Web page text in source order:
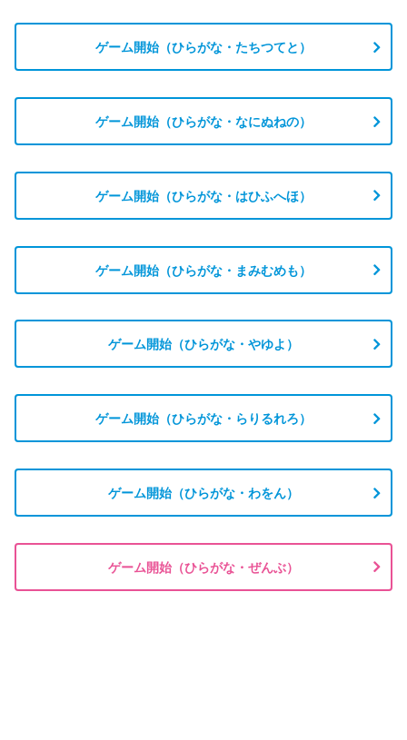
ゲーム開始（ひらがな・たちつてと）
ゲーム開始（ひらがな・なにぬねの）
ゲーム開始（ひらがな・はひふへほ）
ゲーム開始（ひらがな・まみむめも）
ゲーム開始（ひらがな・やゆよ）
ゲーム開始（ひらがな・らりるれろ）
ゲーム開始（ひらがな・わをん）
ゲーム開始（ひらがな・ぜんぶ）